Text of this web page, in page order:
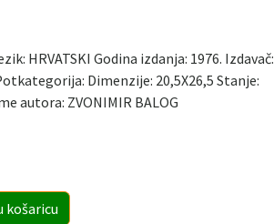
HRVATSKI Godina izdanja: 1976. Izdavač:
Dimenzije: 20,5X26,5 Stanje:
autora: ZVONIMIR BALOG
košaricu